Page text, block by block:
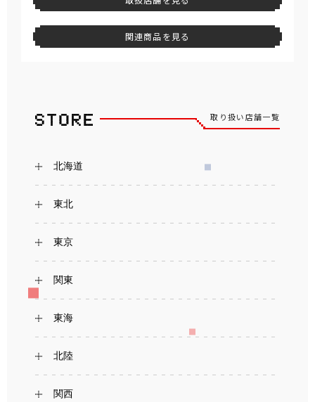
関連商品を見る
取り扱い店舗一覧
北海道
東北
東京
関東
東海
北陸
関西